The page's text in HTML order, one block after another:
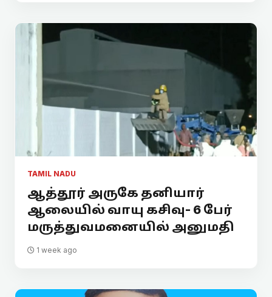
TAMIL NADU
ஆத்தூர் அருகே தனியார்
ஆலையில் வாயு கசிவு- 6 பேர்
மருத்துவமனையில் அனுமதி
1 week ago